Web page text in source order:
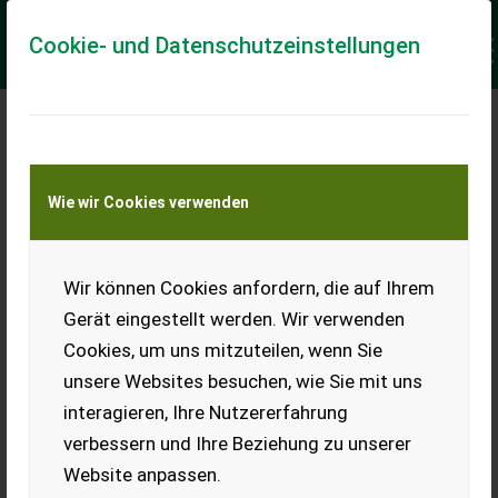
Cookie- und Datenschutzeinstellungen
Wie wir Cookies verwenden
Wir können Cookies anfordern, die auf Ihrem
Gerät eingestellt werden. Wir verwenden
Cookies, um uns mitzuteilen, wenn Sie
unsere Websites besuchen, wie Sie mit uns
interagieren, Ihre Nutzererfahrung
verbessern und Ihre Beziehung zu unserer
Website anpassen.
Meine Transportkostenanfrage
Transport von Land- und Baumaschinen –
KEINE Tiertransporte
Ladeort
Ort